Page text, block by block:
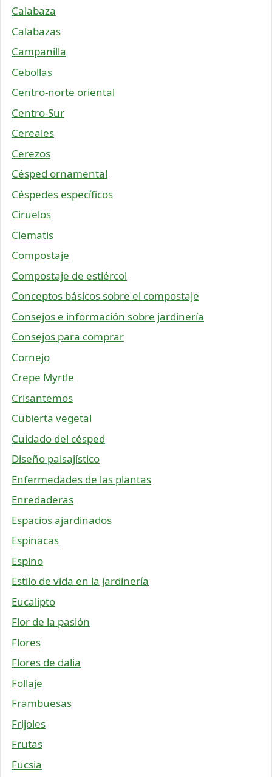
Calabaza
Calabazas
Campanilla
Cebollas
Centro-norte oriental
Centro-Sur
Cereales
Cerezos
Césped ornamental
Céspedes específicos
Ciruelos
Clematis
Compostaje
Compostaje de estiércol
Conceptos básicos sobre el compostaje
Consejos e información sobre jardinería
Consejos para comprar
Cornejo
Crepe Myrtle
Crisantemos
Cubierta vegetal
Cuidado del césped
Diseño paisajístico
Enfermedades de las plantas
Enredaderas
Espacios ajardinados
Espinacas
Espino
Estilo de vida en la jardinería
Eucalipto
Flor de la pasión
Flores
Flores de dalia
Follaje
Frambuesas
Frijoles
Frutas
Fucsia